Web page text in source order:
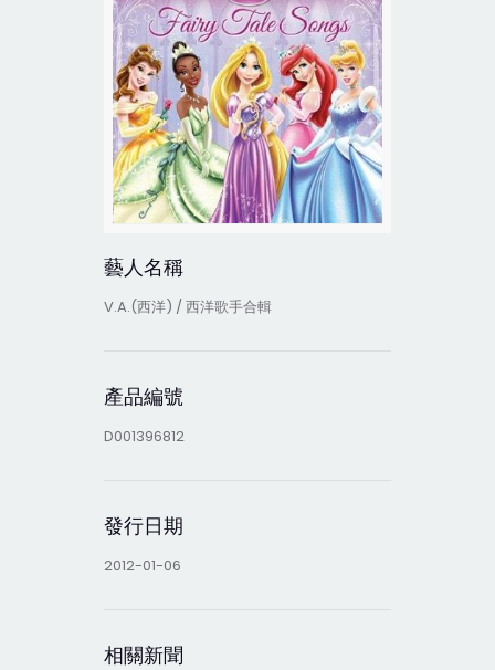
藝人名稱
V.A.(西洋) / 西洋歌手合輯
產品編號
D001396812
發行日期
2012-01-06
相關新聞